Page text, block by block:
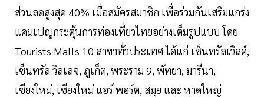
ส่วนลดสูงสุด 40% เมื่อสมัครสมาชิก เพื่อร่วมกันเสริมแกร่ง
แคมเปญกระตุ้นการท่องเที่ยวไทยอย่างเต็มรูปแบบ โดย
Tourists Malls 10 สาขาทั่วประเทศ ได้แก่ เซ็นทรัลเวิลด์,
เซ็นทรัล วิลเลจ, ภูเก็ต, พระราม 9, พัทยา, มารีนา,
เชียงใหม่, เชียงใหม่ แอร์ พอร์ต, สมุย และ หาดใหญ่